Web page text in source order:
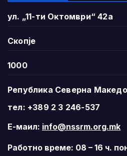
ул. „11-ти Октомври“ 42а
Скопје
1000
Република Северна
тел: +389 2 3 246-537
Е-маил: info@nssrm.org.mk
Работно време: 08 – 16 ч.